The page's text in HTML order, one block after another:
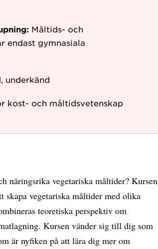
Måltids- och
endast gymnasiala
underkänd
kost- och måltidsvetenskap
näringsrika vegetariska måltider? Kursen
vegetariska måltider med olika
teoretiska perspektiv om
Kursen vänder sig till dig som
är nyfiken på att lära dig mer om